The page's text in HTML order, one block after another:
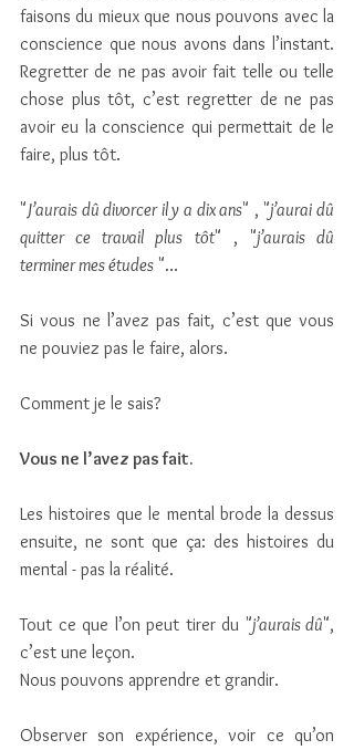
faisons du mieux que nous pouvons avec la
conscience que nous avons dans l’instant.
Regretter de ne pas avoir fait telle ou telle
chose plus tôt, c’est regretter de ne pas
avoir eu la conscience qui permettait de le
faire, plus tôt.
"J’aurais dû divorcer il y a dix ans" , "j’aurai dû
quitter ce travail plus tôt" , "j’aurais dû
terminer mes études "…
Si vous ne l’avez pas fait, c’est que vous
ne pouviez pas le faire, alors.
Comment je le sais?
Vous ne l’avez pas fait.
Les histoires que le mental brode la dessus
ensuite, ne sont que ça: des histoires du
mental - pas la réalité.
Tout ce que l’on peut tirer du "j’aurais dû",
c’est une leçon.
Nous pouvons apprendre et grandir.
Observer son expérience, voir ce qu’on